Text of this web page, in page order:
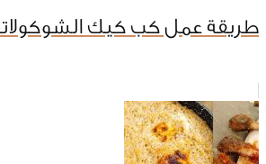
طريقة عمل كب كيك الشوكولاتة